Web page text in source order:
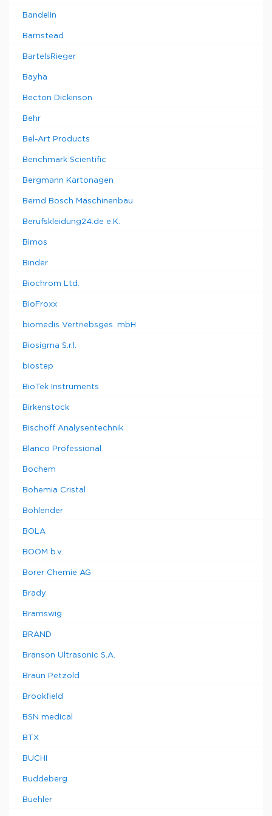
Bandelin
Barnstead
BartelsRieger
Bayha
Becton Dickinson
Behr
Bel-Art Products
Benchmark Scientific
Bergmann Kartonagen
Bernd Bosch Maschinenbau
Berufskleidung24.de e.K.
Bimos
Binder
Biochrom Ltd.
BioFroxx
biomedis Vertriebsges. mbH
Biosigma S.r.l.
biostep
BioTek Instruments
Birkenstock
Bischoff Analysentechnik
Blanco Professional
Bochem
Bohemia Cristal
Bohlender
BOLA
BOOM b.v.
Borer Chemie AG
Brady
Bramswig
BRAND
Branson Ultrasonic S.A.
Braun Petzold
Brookfield
BSN medical
BTX
BUCHI
Buddeberg
Buehler